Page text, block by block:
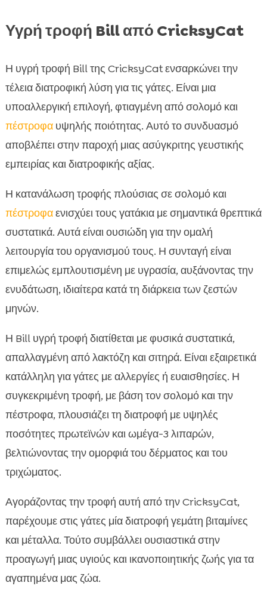
Υγρή τροφή Bill από CricksyCat
Η υγρή τροφή Bill της CricksyCat ενσαρκώνει την
τέλεια διατροφική λύση για τις γάτες. Είναι μια
υποαλλεργική επιλογή, φτιαγμένη από σολομό και
πέστροφαυψηλής ποιότητας. Αυτό το συνδυασμό
αποβλέπει στην παροχή μιας ασύγκριτης γευστικής
εμπειρίας και διατροφικής αξίας.
Η κατανάλωση τροφής πλούσιας σε σολομό και
πέστροφαενισχύει τους γατάκια με σημαντικά θρεπτικά
συστατικά. Αυτά είναι ουσιώδη για την ομαλή
λειτουργία του οργανισμού τους. Η συνταγή είναι
επιμελώς εμπλουτισμένη με υγρασία, αυξάνοντας την
ενυδάτωση, ιδιαίτερα κατά τη διάρκεια των ζεστών
μηνών.
Η Bill υγρή τροφή διατίθεται με φυσικά συστατικά,
απαλλαγμένη από λακτόζη και σιτηρά. Είναι εξαιρετικά
κατάλληλη για γάτες με αλλεργίες ή ευαισθησίες. Η
συγκεκριμένη τροφή, με βάση τον σολομό και την
πέστροφα, πλουσιάζει τη διατροφή με υψηλές
ποσότητες πρωτεϊνών και ωμέγα-3 λιπαρών,
βελτιώνοντας την ομορφιά του δέρματος και του
τριχώματος.
Αγοράζοντας την τροφή αυτή από την CricksyCat,
παρέχουμε στις γάτες μία διατροφή γεμάτη βιταμίνες
και μέταλλα. Τούτο συμβάλλει ουσιαστικά στην
προαγωγή μιας υγιούς και ικανοποιητικής ζωής για τα
αγαπημένα μας ζώα.